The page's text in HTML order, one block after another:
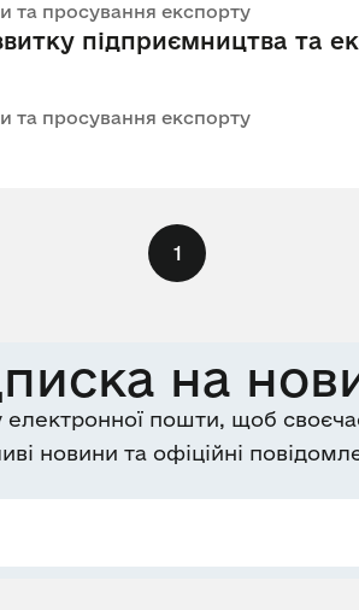
та просування експорту
підприємництва та
та просування експорту
1
на
пошти, щоб
новини та офіційні